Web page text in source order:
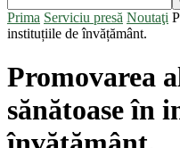
Prima Serviciu presă Noutaţi
instituțiile de învățământ.
Promovarea
sănătoase în